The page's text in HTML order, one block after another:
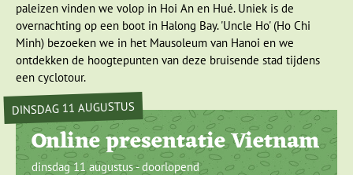
paleizen vinden we volop in Hoi An en Hué. Uniek is de
overnachting op een boot in Halong Bay. 'Uncle Ho' (Ho Chi
Minh) bezoeken we in het Mausoleum van Hanoi en we
ontdekken de hoogtepunten van deze bruisende stad tijdens
een cyclotour.
DINSDAG 11 AUGUSTUS
Online presentatie Vietnam
dinsdag 11 augustus - doorlopend